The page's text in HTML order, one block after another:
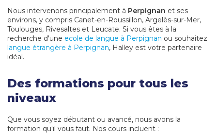
Nous intervenons principalement à Perpignan et ses
environs, y compris Canet-en-Roussillon, Argelès-sur-Mer,
Toulouges, Rivesaltes et Leucate. Si vous êtes à la
recherche d'une ecole de langue à Perpignan ou souhaitez
langue étrangère à Perpignan, Halley est votre partenaire
idéal.
Des formations pour tous les
niveaux
Que vous soyez débutant ou avancé, nous avons la
formation qu'il vous faut. Nos cours incluent :